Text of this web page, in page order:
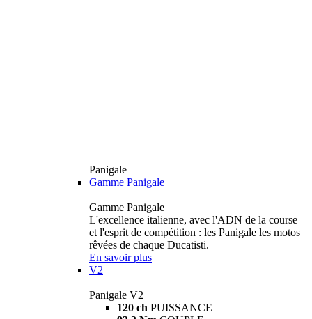
Panigale
Gamme Panigale
Gamme Panigale
L'excellence italienne, avec l'ADN de la course
et l'esprit de compétition : les Panigale les motos
rêvées de chaque Ducatisti.
En savoir plus
V2
Panigale V2
120 ch PUISSANCE